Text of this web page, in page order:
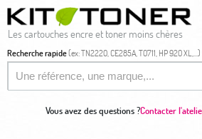
Les cartouches encre et toner moins chères
Recherche rapide(ex: TN2220, CE285A, T0711, HP 920 XL,...)
Vous avez des questions ?Contacter